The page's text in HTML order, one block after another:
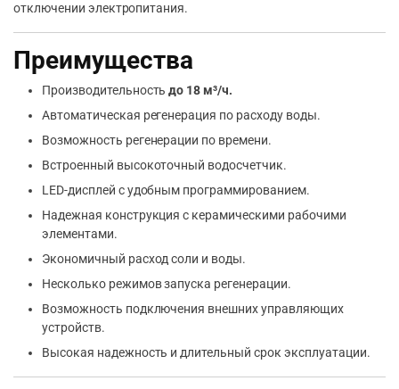
отключении электропитания.
Преимущества
Производительностьдо 18 м³/ч.
Автоматическая регенерация по расходу воды.
Возможность регенерации по времени.
Встроенный высокоточный водосчетчик.
LED-дисплей с удобным программированием.
Надежная конструкция с керамическими рабочими
элементами.
Экономичный расход соли и воды.
Несколько режимов запуска регенерации.
Возможность подключения внешних управляющих
устройств.
Высокая надежность и длительный срок эксплуатации.